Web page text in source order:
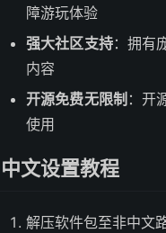
障游玩体验
强大社区支持：拥有
内容
开源免费无限制 ：开
使用
中文设置教程
解压软件包至非中文